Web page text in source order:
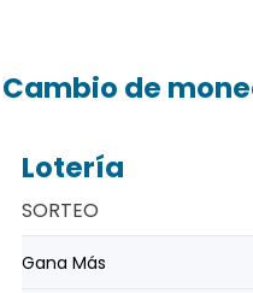
Cambio de
Lotería
SORTEO
Gana Más